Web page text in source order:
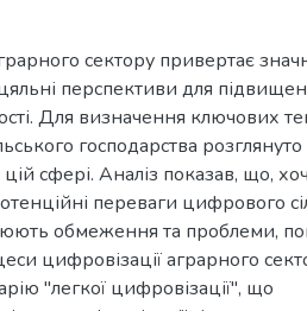
сектору привертає
перспективи для
Для визначення ключових
господарства розглянуто
сфері. Аналіз показав, що,
переваги цифрового
обмеження та проблеми,
цифровізації аграрного
"легкої цифровізації", що